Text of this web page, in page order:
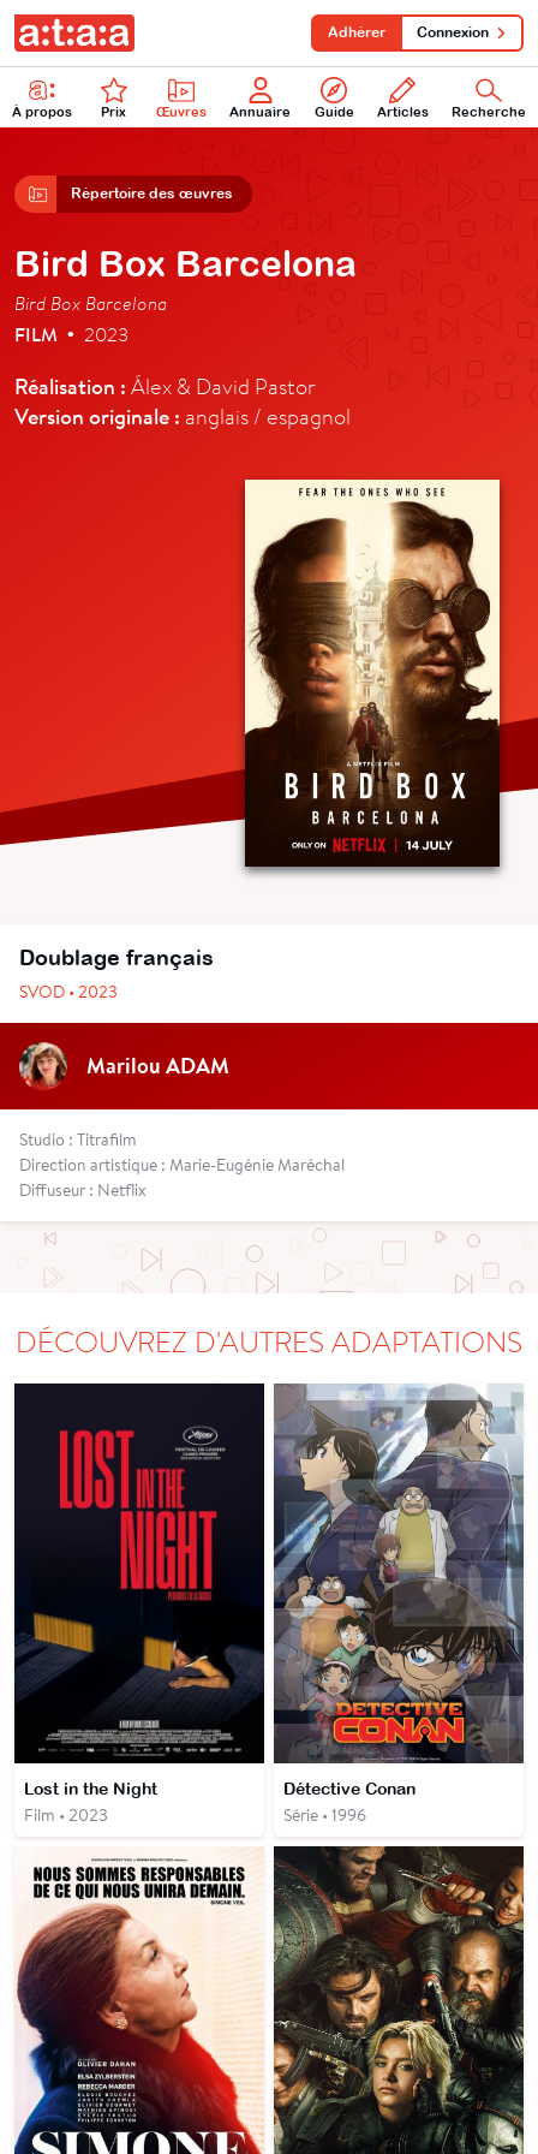
À propos Prix Œuvres Annuaire Guide Articles Recherche
Adhérer Connexion
Répertoire des œuvres
Bird Box Barcelona
Bird Box Barcelona
FILM • 2023
Réalisation : Álex & David Pastor
Version originale : anglais / espagnol
Doublage français
SVOD • 2023
Marilou ADAM
Studio : Titrafilm
Direction artistique : Marie-Eugénie Maréchal
Diffuseur : Netflix
DÉCOUVREZ D'AUTRES ADAPTATIONS
Lost in the Night
Film • 2023
Détective Conan
Série • 1996